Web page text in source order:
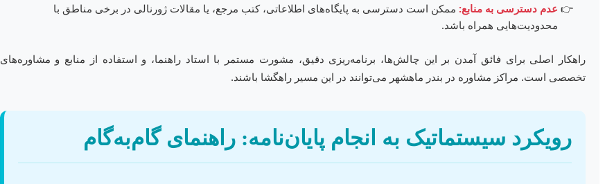
عدم دسترسی به منابع: ممکن است دسترسی به پایگاه‌های اطلاعاتی، کتب مرجع، یا مقالات ژورنالی در برخی مناطق با
محدودیت‌هایی همراه باشد.
راهکار اصلی برای فائق آمدن بر این چالش‌ها، برنامه‌ریزی دقیق، مشورت مستمر با استاد راهنما، و استفاده از منابع و مشاوره‌های
تخصصی است. مراکز مشاوره در بندر ماهشهر می‌توانند در این مسیر راهگشا باشند.
رویکرد سیستماتیک به انجام پایان‌نامه: راهنمای گام‌به‌گام